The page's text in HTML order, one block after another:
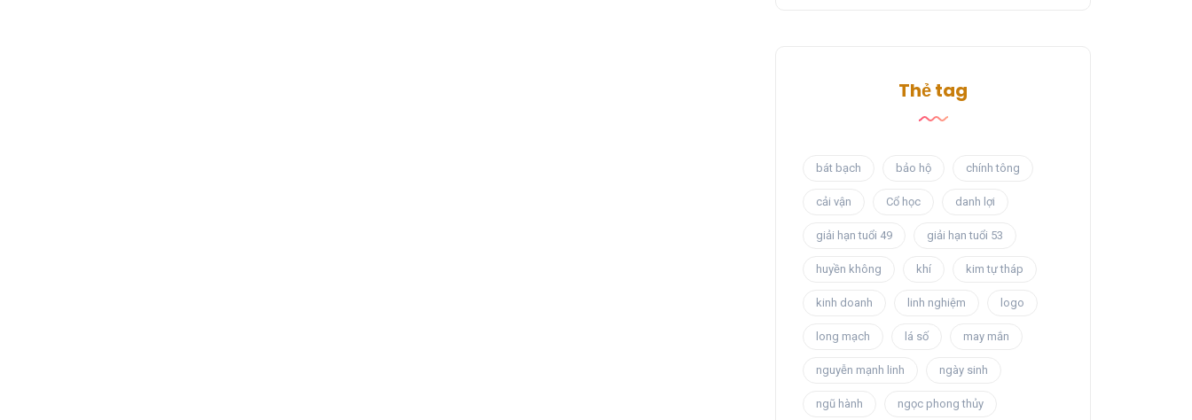
Thẻ tag
bát bạch bảo hộ chính tông
cải vận Cổ học danh lợi
giải hạn tuổi 49 giải hạn tuổi 53
huyền không khí kim tự tháp
kinh doanh linh nghiệm logo
long mạch lá số may mắn
nguyễn mạnh linh ngày sinh
ngũ hành ngọc phong thủy